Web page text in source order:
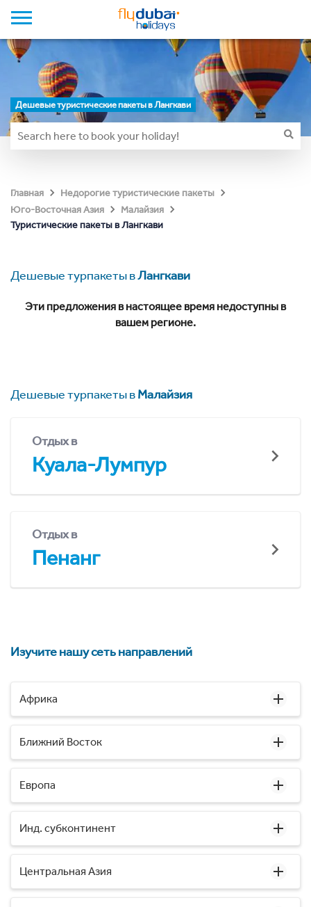
Дешевые туристические пакеты в Лангкави
Главная
Недорогие туристические пакеты
Юго-Восточная Азия
Малайзия
Туристические пакеты в Лангкави
Дешевые турпакеты вЛангкави
Эти предложения в настоящее время недоступны в
вашем регионе.
Дешевые турпакеты вМалайзия
Отдых в
Куала-Лумпур
Отдых в
Пенанг
Изучите нашу сеть направлений
Африка
Ближний Восток
Европа
Инд. субконтинент
Центральная Азия